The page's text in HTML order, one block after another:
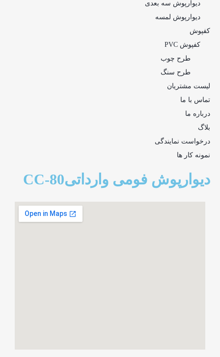
دیوارپوش سه بعدی
دیوارپوش لمسه
کفپوش
کفپوش PVC
طرح چوب
طرح سنگ
لیست مشتریان
تماس با ما
درباره ما
بلاگ
درخواست نمایندگی
نمونه کار ها
دیوارپوش فومی وارداتیCC-80